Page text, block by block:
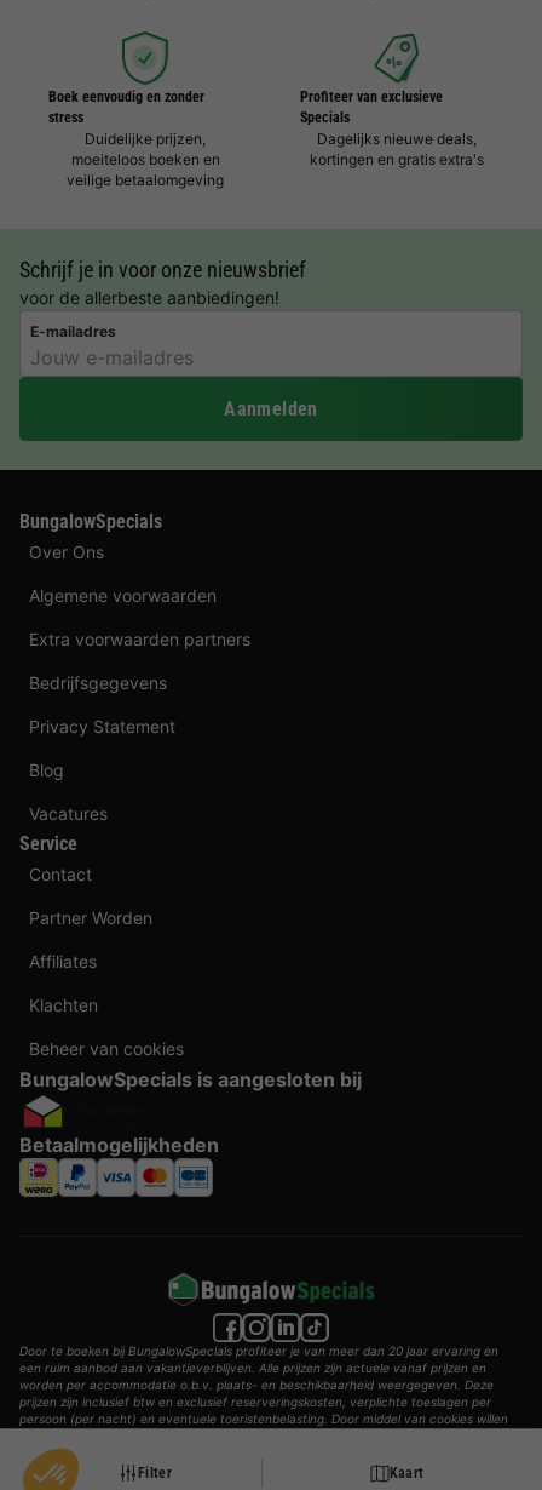
Filter Kaart
Boek eenvoudig en zonder
stress
Duidelijke prijzen,
moeiteloos boeken en
veilige betaalomgeving
Profiteer van exclusieve
Specials
Dagelijks nieuwe deals,
kortingen en gratis extra's
Schrijf je in voor onze nieuwsbrief
voor de allerbeste aanbiedingen!
E-mailadres
Aanmelden
BungalowSpecials
Over Ons
Algemene voorwaarden
Extra voorwaarden partners
Bedrijfsgegevens
Privacy Statement
Blog
Vacatures
Service
Contact
Partner Worden
Affiliates
Klachten
Beheer van cookies
BungalowSpecials is aangesloten bij
Betaalmogelijkheden
Door te boeken bij BungalowSpecials profiteer je van meer dan 20 jaar ervaring en
een ruim aanbod aan vakantieverblijven. Alle prijzen zijn actuele vanaf prijzen en
worden per accommodatie o.b.v. plaats- en beschikbaarheid weergegeven. Deze
prijzen zijn inclusief btw en exclusief reserveringskosten, verplichte toeslagen per
persoon (per nacht) en eventuele toeristenbelasting. Door middel van cookies willen
© 2002 - 2025 AddGuests B.V. Alle rechten voorbehouden.